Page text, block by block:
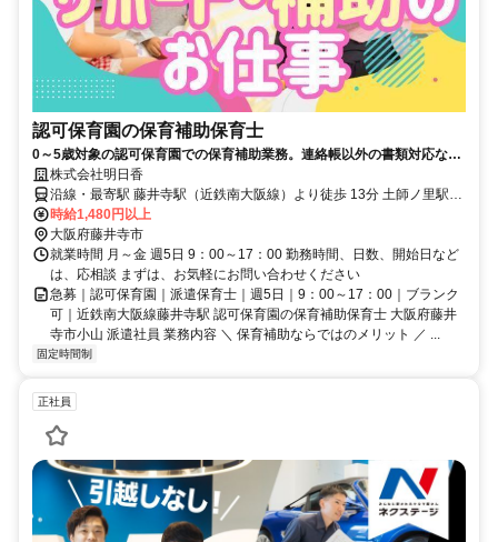
認可保育園の保育補助保育士
0～5歳対象の認可保育園での保育補助業務。連絡帳以外の書類対応な
し。固定勤務で予定が立てやすく、プライベートも充実。子どもの気持
ちに寄り添う保育を実践し、キャリアアップも目指せる職場です。
株式会社明日香
沿線・最寄駅 藤井寺駅（近鉄南大阪線）より徒歩 13分 土師ノ里駅
（近鉄南大阪線）より徒歩 20分 高鷲駅（近鉄南大阪線）より徒歩 22
分
時給1,480円以上
大阪府藤井寺市
就業時間 月～金 週5日 9：00～17：00 勤務時間、日数、開始日など
は、応相談 まずは、お気軽にお問い合わせください
急募｜認可保育園｜派遣保育士｜週5日｜9：00～17：00｜ブランク
可｜近鉄南大阪線藤井寺駅 認可保育園の保育補助保育士 大阪府藤井
寺市小山 派遣社員 業務内容 ＼ 保育補助ならではのメリット ／ ...
固定時間制
正社員